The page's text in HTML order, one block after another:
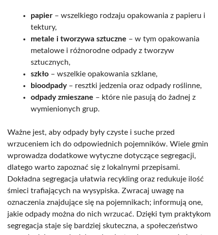
papier – wszelkiego rodzaju opakowania z papieru i
tektury,
metale i tworzywa sztuczne – w tym opakowania
metalowe i różnorodne odpady z tworzyw
sztucznych,
szkło – wszelkie opakowania szklane,
bioodpady– resztki jedzenia oraz odpady roślinne,
odpady zmieszane – które nie pasują do żadnej z
wymienionych grup.
Ważne jest, aby odpady były czyste i suche przed
wrzuceniem ich do odpowiednich pojemników. Wiele gmin
wprowadza dodatkowe wytyczne dotyczące segregacji,
dlatego warto zapoznać się z lokalnymi przepisami.
Dokładna segregacja ułatwia recykling oraz redukuje ilość
śmieci trafiających na wysypiska. Zwracaj uwagę na
oznaczenia znajdujące się na pojemnikach; informują one,
jakie odpady można do nich wrzucać. Dzięki tym praktykom
segregacja staje się bardziej skuteczna, a społeczeństwo